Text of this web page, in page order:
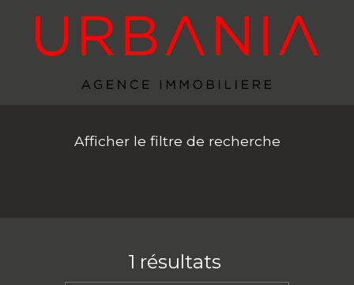
Afficher le filtre de recherche
1 résultats